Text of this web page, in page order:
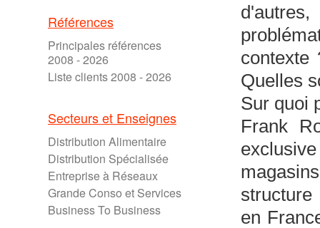
Références
Principales références
2008 - 2026
Liste clients 2008 - 2026
Secteurs et Enseignes
Distribution Alimentaire
Distribution Spécialisée
Entreprise à Réseaux
Grande Conso et Services
Business To Business
contexte
Quelles
Sur quoi
Frank
en